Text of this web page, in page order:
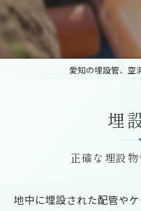
愛知の埋設管、空
埋
正確な埋設
地中に埋設された配管や